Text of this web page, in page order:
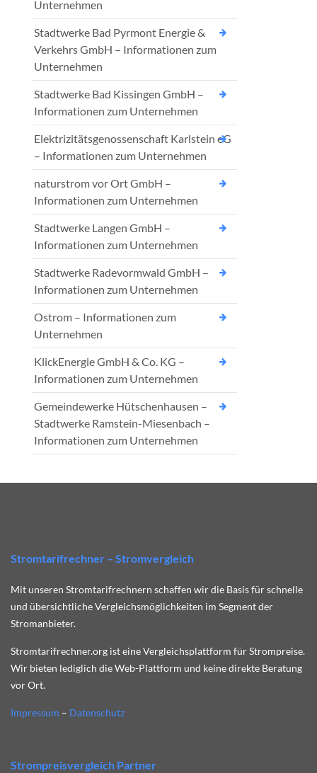
Unternehmen
Stadtwerke Bad Pyrmont Energie &
Verkehrs GmbH – Informationen zum
Unternehmen
Stadtwerke Bad Kissingen GmbH –
Informationen zum Unternehmen
Elektrizitätsgenossenschaft Karlstein eG
– Informationen zum Unternehmen
naturstrom vor Ort GmbH –
Informationen zum Unternehmen
Stadtwerke Langen GmbH –
Informationen zum Unternehmen
Stadtwerke Radevormwald GmbH –
Informationen zum Unternehmen
Ostrom – Informationen zum
Unternehmen
KlickEnergie GmbH & Co. KG –
Informationen zum Unternehmen
Gemeindewerke Hütschenhausen –
Stadtwerke Ramstein-Miesenbach –
Informationen zum Unternehmen
Stromtarifrechner – Stromvergleich
Mit unseren Stromtarifrechnern schaffen wir die Basis für schnelle
und übersichtliche Vergleichsmöglichkeiten im Segment der
Stromanbieter.
Stromtarifrechner.org ist eine Vergleichsplattform für Strompreise.
Wir bieten lediglich die Web-Plattform und keine direkte Beratung
vor Ort.
Impressum – Datenschutz
Strompreisvergleich Partner